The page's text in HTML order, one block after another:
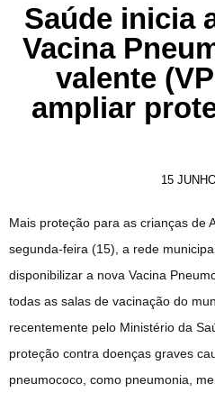
Saúde inicia
Vacina
valente
ampliar
15
Mais proteção para as crianças de
segunda-feira (15), a rede
disponibilizar a nova Vacina
todas as salas de vacinação do
recentemente pelo Ministério da
proteção contra doenças graves
pneumococo, como pneumonia,